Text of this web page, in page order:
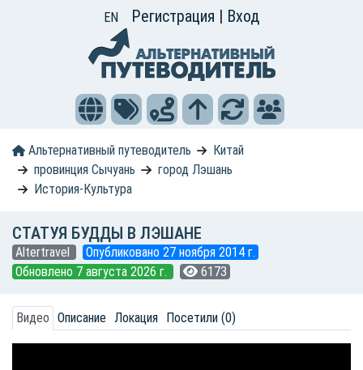
EN Регистрация | Вход
Альтернативный путеводитель
Китай
провинция Сычуань
город Лэшань
История-Культура
СТАТУЯ БУДДЫ В ЛЭШАНЕ
Altertravel
Опубликовано 27 ноября 2014 г.
Обновлено 7 августа 2026 г.
6173
Видео Описание Локация Посетили (0)